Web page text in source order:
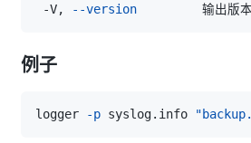
-V,
--version
例子
logger -p syslog.info